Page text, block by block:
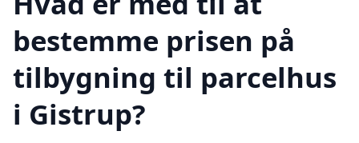
bestemme prisen på
tilbygning til parcelhus
i Gistrup?